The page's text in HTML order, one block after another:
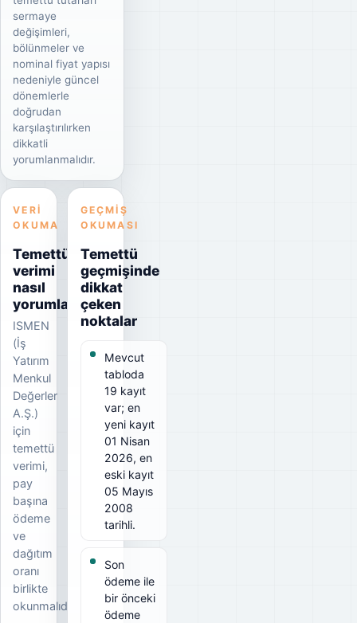
sermaye
değişimleri,
bölünmeler ve
nominal fiyat yapısı
nedeniyle güncel
dönemlerle
doğrudan
karşılaştırılırken
dikkatli
yorumlanmalıdır.
VERI
OKUMA
Temettü
verimi
nasıl
yorumlanmalı?
ISMEN
(İş
Yatırım
Menkul
Değerler
A.Ş.)
için
temettü
verimi,
pay
başına
ödeme
ve
dağıtım
oranı
birlikte
okunmalıdır.
GEÇMIŞ
OKUMASI
Temettü
geçmişinde
dikkat
çeken
noktalar
Mevcut
tabloda
19 kayıt
var; en
yeni kayıt
01 Nisan
2026, en
eski kayıt
05 Mayıs
2008
tarihli.
Son
ödeme ile
bir önceki
ödeme